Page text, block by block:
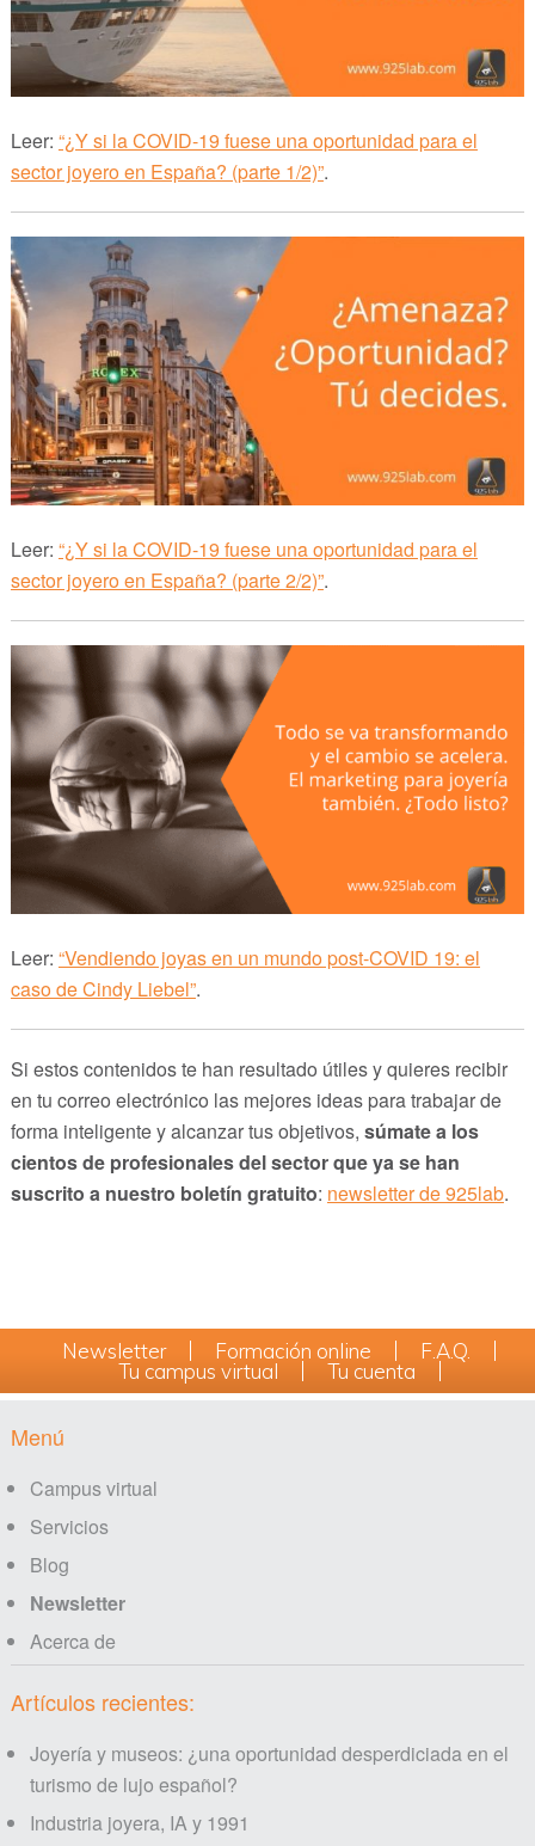
Leer: “¿Y si la COVID-19 fuese una oportunidad para el
sector joyero en España? (parte 1/2)”.
Leer: “¿Y si la COVID-19 fuese una oportunidad para el
sector joyero en España? (parte 2/2)”.
Leer: “Vendiendo joyas en un mundo post-COVID 19: el
caso de Cindy Liebel”.
Si estos contenidos te han resultado útiles y quieres recibir
en tu correo electrónico las mejores ideas para trabajar de
forma inteligente y alcanzar tus objetivos, súmate a los
cientos de profesionales del sector que ya se han
suscrito a nuestro boletín gratuito: newsletter de 925lab.
Newsletter Formación online
F.A.Q.
Tu campus virtual
Tu cuenta
Footer
Menú
Campus virtual
Servicios
Blog
Newsletter
Acerca de
Artículos recientes:
Joyería y museos: ¿una oportunidad desperdiciada en el
turismo de lujo español?
Industria joyera, IA y 1991